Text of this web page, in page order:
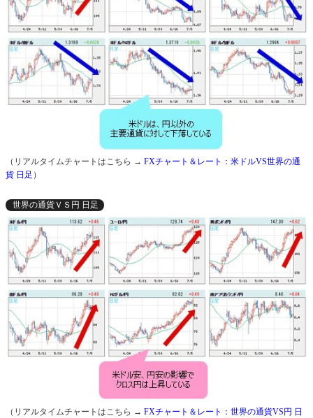
（リアルタイムチャートはこちら → FXチャート＆レート：米ドルVS世界の通
貨 日足 ）
世界の通貨ＶＳ円 日足
（リアルタイムチャートはこちら → FXチャート＆レート：世界の通貨VS円 日